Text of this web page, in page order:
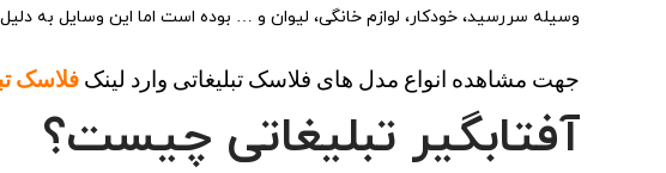
وسیله سررسید، خودکار، لوازم خانگی، لیوان و … بوده است اما این وسایل به
جهت مشاهده انواع مدل های فلاسک تبلیغاتی وارد لینک فلاسک
آفتابگیر تبلیغاتی چیست؟